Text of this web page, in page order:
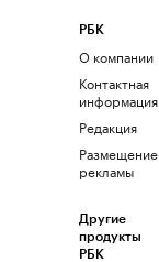
РБК
О компании
Контактная
информация
Редакция
Размещение
рекламы
Другие
продукты
РБК